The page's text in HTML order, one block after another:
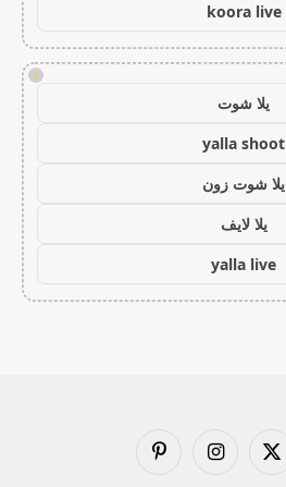
koora live
!
يلا شوت
yalla shoot
يلا شوت زون
يلا لايف
yalla live
X
الانستغرامبينتيريست